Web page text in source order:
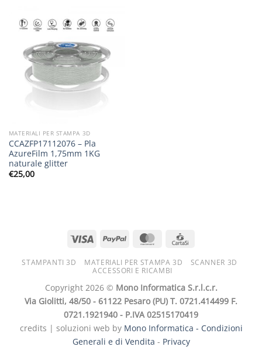
MATERIALI PER STAMPA 3D
CCAZFP17112076 – Pla
AzureFilm 1,75mm 1KG
naturale glitter
€25,00
STAMPANTI 3D MATERIALI PER STAMPA 3D
SCANNER 3D
ACCESSORI E RICAMBI
Copyright 2026 © Mono Informatica S.r.l.c.r.
Via Giolitti, 48/50 - 61122 Pesaro (PU) T. 0721.414499 F.
0721.1921940 - P.IVA 02515170419
credits | soluzioni web by Mono Informatica - Condizioni
Generali e di Vendita - Privacy